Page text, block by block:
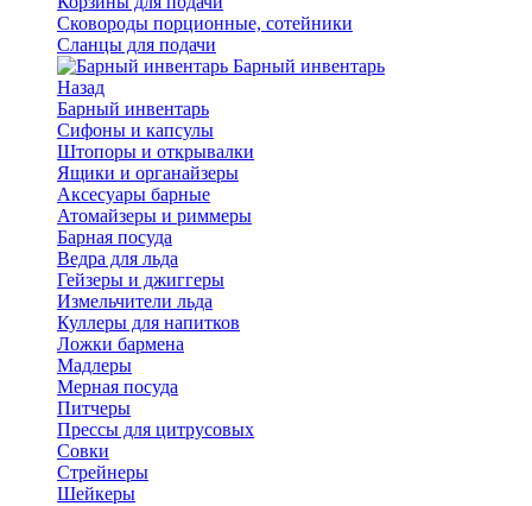
Сковороды порционные, сотейники
Сланцы для подачи
Барный инвентарь
Назад
Барный инвентарь
Сифоны и капсулы
Штопоры и открывалки
Ящики и органайзеры
Аксесуары барные
Атомайзеры и риммеры
Барная посуда
Ведра для льда
Гейзеры и джиггеры
Измельчители льда
Куллеры для напитков
Ложки бармена
Мадлеры
Мерная посуда
Питчеры
Прессы для цитрусовых
Совки
Стрейнеры
Шейкеры